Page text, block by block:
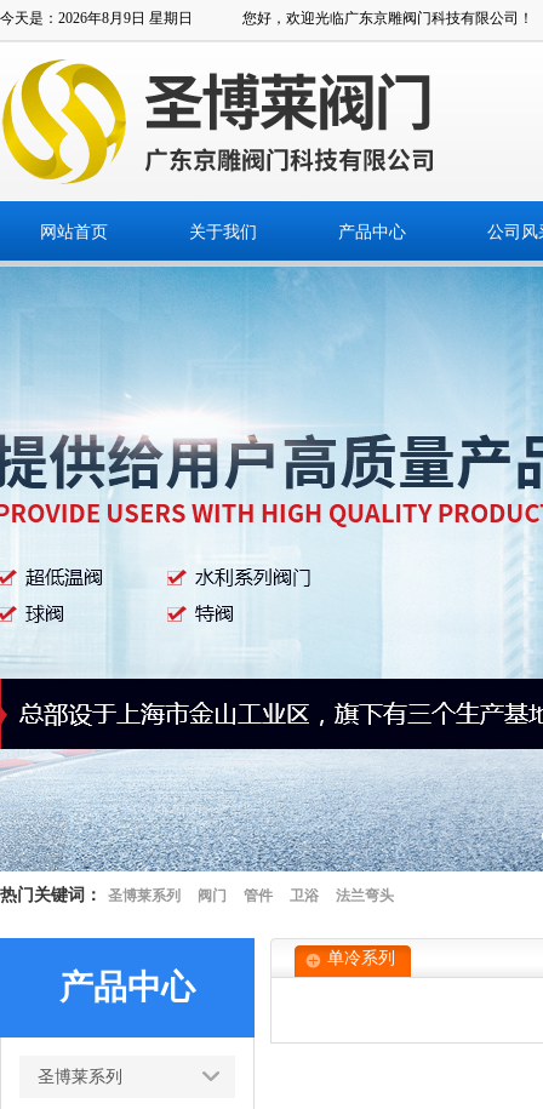
今天是：2026年8月9日 星期日 您好，欢迎光临广东京雕阀门科技有限公司！
网站首页 关于我们 产品中心 公司风
热门关键词： 圣博莱系列 阀门 管件 卫浴 法兰弯头
产品中心
圣博莱系列
单冷系列